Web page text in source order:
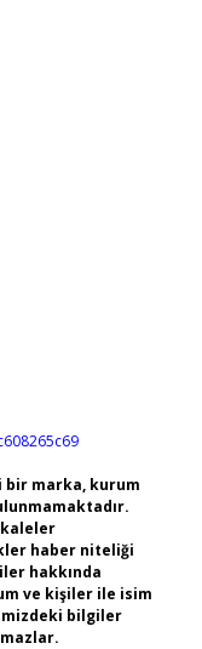
marka, kurum
haber niteliği
hakkında
ve kişiler ile isim
bilgiler